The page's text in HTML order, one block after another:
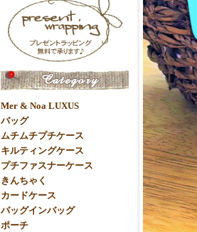
Mer & Noa LUXUS
バッグ
ムチムチプチケース
キルティングケース
プチファスナーケース
きんちゃく
カードケース
バッグインバッグ
ポーチ